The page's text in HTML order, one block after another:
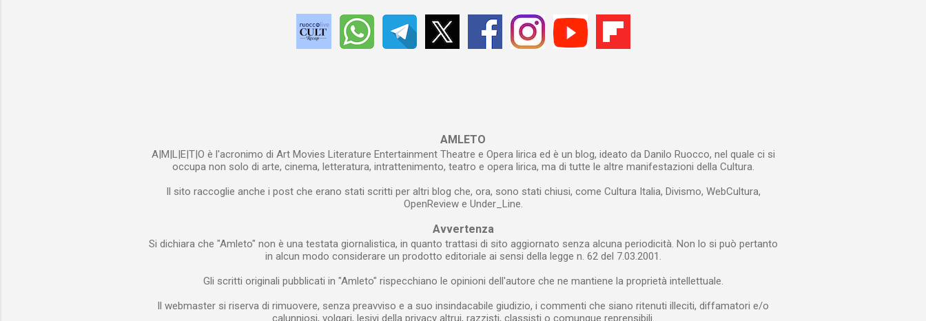
AMLETO
A|M|L|E|T|O è l'acronimo di Art Movies Literature Entertainment Theatre e Opera lirica ed è un blog, ideato da Danilo Ruocco, nel quale ci si
occupa non solo di arte, cinema, letteratura, intrattenimento, teatro e opera lirica, ma di tutte le altre manifestazioni della Cultura.
Il sito raccoglie anche i post che erano stati scritti per altri blog che, ora, sono stati chiusi, come Cultura Italia, Divismo, WebCultura,
OpenReview e Under_Line.
Avvertenza
Si dichiara che "Amleto" non è una testata giornalistica, in quanto trattasi di sito aggiornato senza alcuna periodicità. Non lo si può pertanto
in alcun modo considerare un prodotto editoriale ai sensi della legge n. 62 del 7.03.2001.
Gli scritti originali pubblicati in "Amleto" rispecchiano le opinioni dell'autore che ne mantiene la proprietà intellettuale.
Il webmaster si riserva di rimuovere, senza preavviso e a suo insindacabile giudizio, i commenti che siano ritenuti illeciti, diffamatori e/o
calunniosi, volgari, lesivi della privacy altrui, razzisti, classisti o comunque reprensibili.